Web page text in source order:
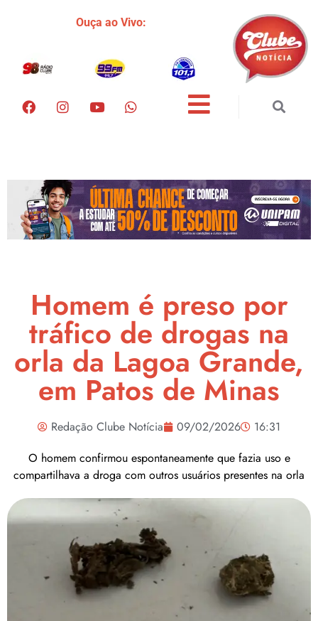
Ouça ao Vivo:
Homem é preso por
tráfico de drogas na
orla da Lagoa Grande,
em Patos de Minas
Redação Clube Notícia 09/02/2026
16:31
O homem confirmou espontaneamente que fazia uso e
compartilhava a droga com outros usuários presentes na orla